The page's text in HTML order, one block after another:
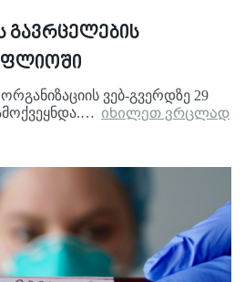
გავრცელების
ვებ-გვერდზე 29
იხილეთ ვრცლად